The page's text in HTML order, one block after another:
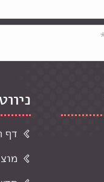
דף